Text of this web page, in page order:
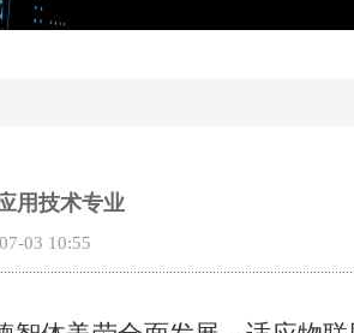
用技术专业
03 10:55